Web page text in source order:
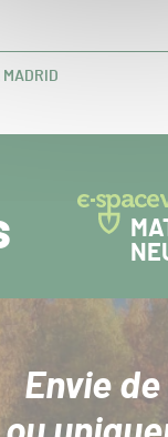
Envie